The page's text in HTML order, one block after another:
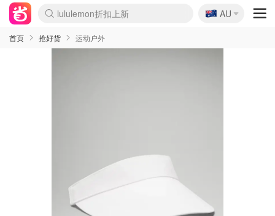
lululemon折扣上新
SSENSE年中2.5折
FreshBeauty好价汇总
Cettire降价+叠9折
WWS Coles超市实拍
viagogo二手票捡漏
Myer超级周末
The Outnet奢牌1折起
David Jones 3折起
Flannels大牌1折
Perfumes Club护肤1折
AMIRO面罩$251
Amazon折扣汇总
eToro入金$200送$50
Amazon数码好物
ICONIC本周7.5折
ThedoubleF高奢地板价
Moose Knuckles 6折
丝芙兰5折起
EUFY摄像头$98
Selenichast首饰2折
Trip机票酒店促销
YSL送5件彩妆礼
Amazon家居好物
Amazon美妆护肤
雅漾大喷$8
过敏原检测盒$33
伊索独家赠50ml沐浴露
科颜氏高保湿面霜$29
SEALIFE海洋馆门票6折
丝塔芙大白罐$16
订阅Newsletter送香薰
Cult Beauty 6.8折
Harrods圣诞日历$525
LN-CC奢牌私促3折
d'Alba空姐喷雾$16
EVE LOM套装£56
Bernardelli独家4折
Adore Beauty 6折起
CT圣诞日历
Mytheresa奢品2.7折
Luxury Escapes 9折
Currentbody美容仪$881
MOON Garden Live
Roborock扫地机$649
Tingo Life水杯$24
Valentino官网5折
CR洗护套装$23
修丽可4件套$159
Myer彩妆2件7折
GANNI官网4.5折
Stylevana韩妆4折
Tessabit高奢8.5折
OGX洗发水$11
Amazon阿德莱德次日达
卡诗8.5折+赠礼
Philips Hue灯具8折
🇦🇺
AU
首页 抢好货 运动户外